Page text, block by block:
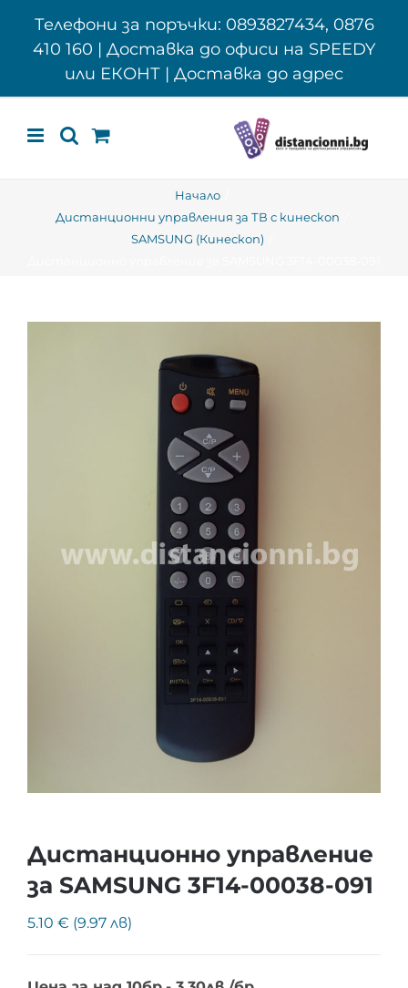
Телефони за поръчки: 0893827434, 0876
410 160 | Доставка до офиси на SPEEDY
или ЕКОНТ | Доставка до адрес
Начало
Дистанционни управления за ТВ с кинескоп
SAMSUNG (Кинескоп)
Дистанционно управление
за SAMSUNG 3F14-00038-091
5.10 € (9.97 лв)